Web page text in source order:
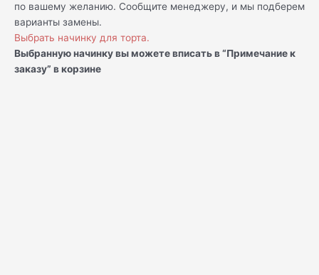
по вашему желанию. Сообщите менеджеру, и мы подберем
варианты замены.
Выбрать начинку для торта.
Выбранную начинку вы можете вписать в “Примечание к
заказу” в корзине